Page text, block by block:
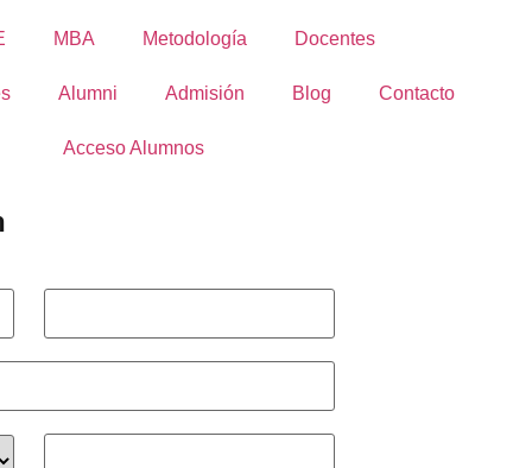
MBA Metodología Docentes
Alumni Admisión Blog Contacto
Acceso Alumnos